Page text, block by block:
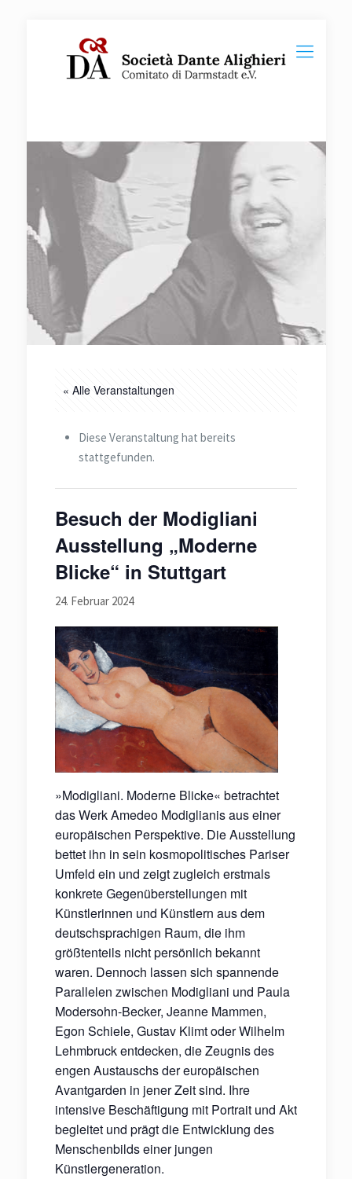
« Alle Veranstaltungen
Diese Veranstaltung hat bereits
stattgefunden.
Besuch der Modigliani
Ausstellung „Moderne
Blicke“ in Stuttgart
24. Februar 2024
»Modigliani. Moderne Blicke« betrachtet
das Werk Amedeo Modiglianis aus einer
europäischen Perspektive. Die Ausstellung
bettet ihn in sein kosmopolitisches Pariser
Umfeld ein und zeigt zugleich erstmals
konkrete Gegenüberstellungen mit
Künstlerinnen und Künstlern aus dem
deutschsprachigen Raum, die ihm
größtenteils nicht persönlich bekannt
waren. Dennoch lassen sich spannende
Parallelen zwischen Modigliani und Paula
Modersohn-Becker, Jeanne Mammen,
Egon Schiele, Gustav Klimt oder Wilhelm
Lehmbruck entdecken, die Zeugnis des
engen Austauschs der europäischen
Avantgarden in jener Zeit sind. Ihre
intensive Beschäftigung mit Portrait und Akt
begleitet und prägt die Entwicklung des
Menschenbilds einer jungen
Künstlergeneration.